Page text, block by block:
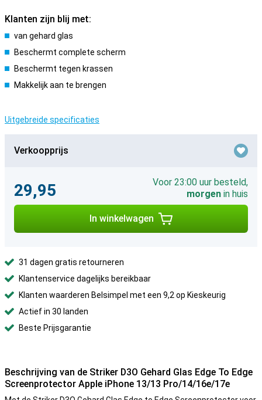
Klanten zijn blij met:
van gehard glas
Beschermt complete scherm
Beschermt tegen krassen
Makkelijk aan te brengen
Uitgebreide specificaties
Verkoopprijs
29,95
Voor 23:00 uur besteld,
morgen in huis
In winkelwagen
31 dagen gratis retourneren
Klantenservice dagelijks bereikbaar
Klanten waarderen Belsimpel met een 9,2 op Kieskeurig
Actief in 30 landen
Beste Prijsgarantie
Beschrijving van de Striker D3O Gehard Glas Edge To Edge
Screenprotector Apple iPhone 13/13 Pro/14/16e/17e